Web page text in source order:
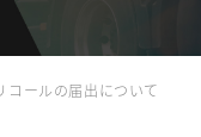
コールの届出について